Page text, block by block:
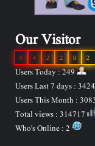
Our Visitor
2
0
2
2
4
6
Users Today : 249